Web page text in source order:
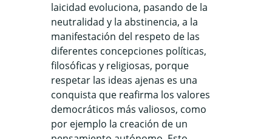
laicidad evoluciona, pasando de la
neutralidad y la abstinencia, a la
manifestación del respeto de las
diferentes concepciones políticas,
filosóficas y religiosas, porque
respetar las ideas ajenas es una
conquista que reafirma los valores
democráticos más valiosos, como
por ejemplo la creación de un